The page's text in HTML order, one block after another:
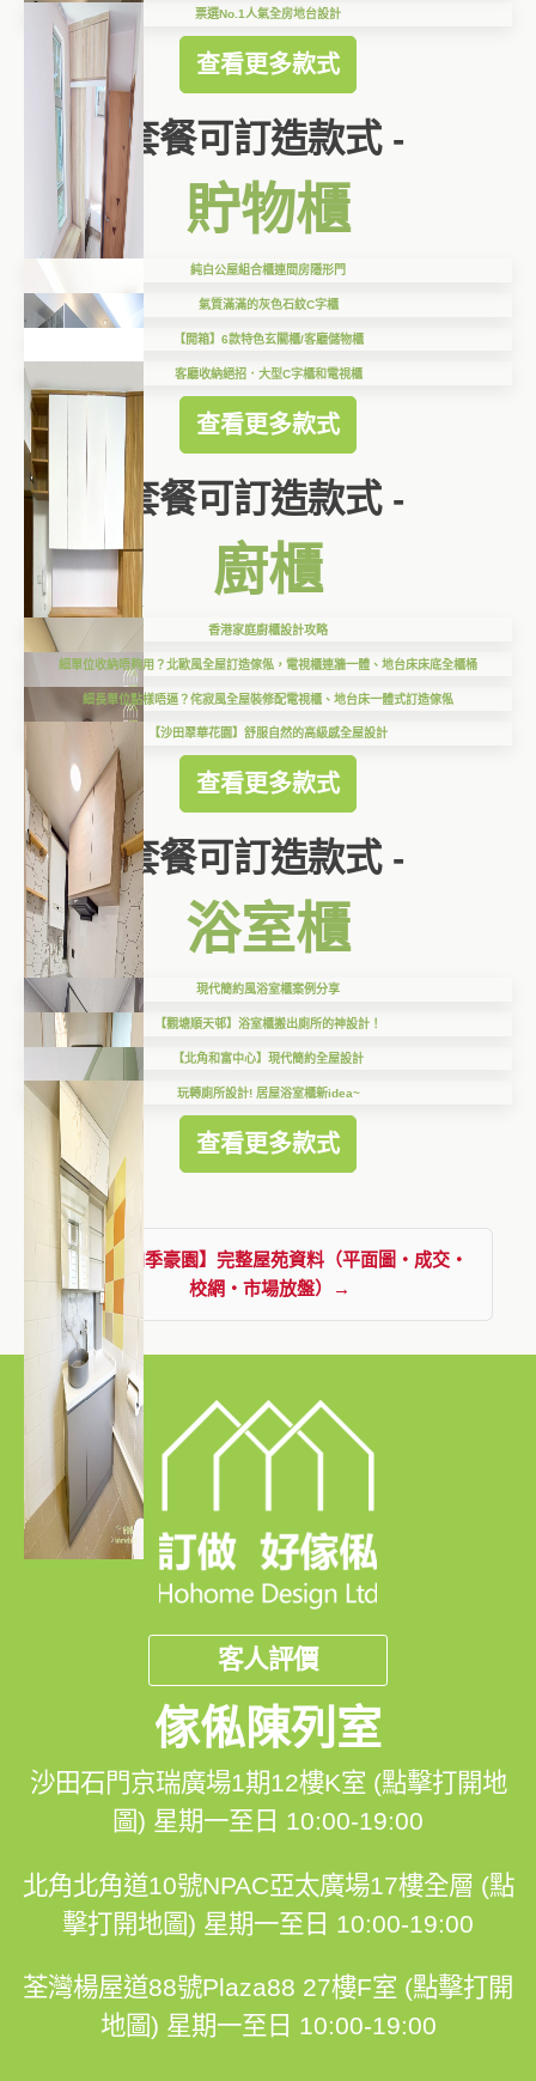
票選No.1人氣全房地台設計
查看更多款式
套餐可訂造款式 -
貯物櫃
純白公屋組合櫃連間房隱形門
氣質滿滿的灰色石紋C字櫃
【開箱】6款特色玄關櫃/客廳儲物櫃
客廳收納絕招．大型C字櫃和電視櫃
查看更多款式
套餐可訂造款式 -
廚櫃
香港家庭廚櫃設計攻略
細單位收納唔夠用？北歐風全屋訂造傢俬，電視櫃連牆一體、地台床床底全櫃桶
細長單位點樣唔逼？侘寂風全屋裝修配電視櫃、地台床一體式訂造傢俬
【沙田翠華花園】舒服自然的高級感全屋設計
查看更多款式
套餐可訂造款式 -
浴室櫃
現代簡約風浴室櫃案例分享
【觀塘順天邨】浴室櫃搬出廁所的神設計！
【北角和富中心】現代簡約全屋設計
玩轉廁所設計! 居屋浴室櫃新idea~
查看更多款式
查看【四季豪園】完整屋苑資料（平面圖・成交・
校網・市場放盤）→
客人評價
傢俬陳列室
沙田石門京瑞廣場1期12樓K室 (點擊打開地
圖) 星期一至日 10:00-19:00
北角北角道10號NPAC亞太廣場17樓全層 (點
擊打開地圖) 星期一至日 10:00-19:00
荃灣楊屋道88號Plaza88 27樓F室 (點擊打開
地圖) 星期一至日 10:00-19:00